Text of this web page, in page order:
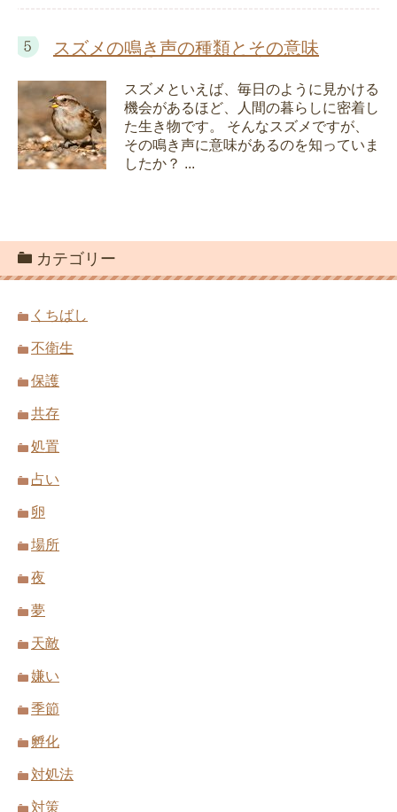
スズメの鳴き声の種類とその意味
スズメといえば、毎日のように見かける
機会があるほど、人間の暮らしに密着し
た生き物です。 そんなスズメですが、
その鳴き声に意味があるのを知っていま
したか？ ...
カテゴリー
くちばし
不衛生
保護
共存
処置
占い
卵
場所
夜
夢
天敵
嫌い
季節
孵化
対処法
対策